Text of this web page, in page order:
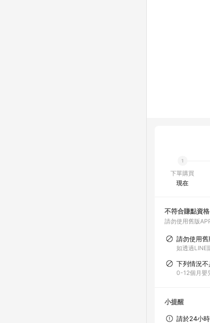
下單購買
現在
不符合賺點資格
請勿使用舊版
請勿使用
如透過LINE
下列情況
0-12個月嬰
小提醒
請於24小